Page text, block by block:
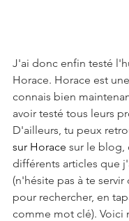
J'ai donc enfin testé
Horace. Horace est
connais bien
avoir testé tous leurs
D'ailleurs, tu peux
sur Horace sur le blog,
différents articles que
(n'hésite pas à te
pour rechercher, en
comme mot clé). Voici